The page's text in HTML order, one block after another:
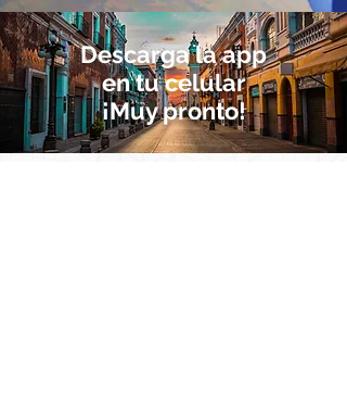
Descarga la app
en tu celular
¡Muy pronto!